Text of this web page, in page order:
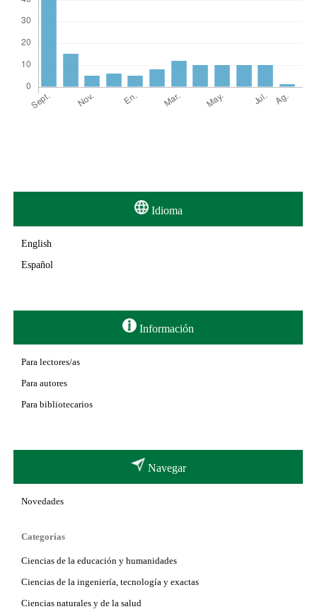
Idioma
English
Español
Información
Para lectores/as
Para autores
Para bibliotecarios
Navegar
Novedades
Categorías
Ciencias de la educación y humanidades
Ciencias de la ingeniería, tecnología y exactas
Ciencias naturales y de la salud